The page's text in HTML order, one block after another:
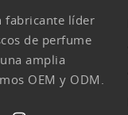
fabricante líder
de perfume
amplia
OEM y ODM.